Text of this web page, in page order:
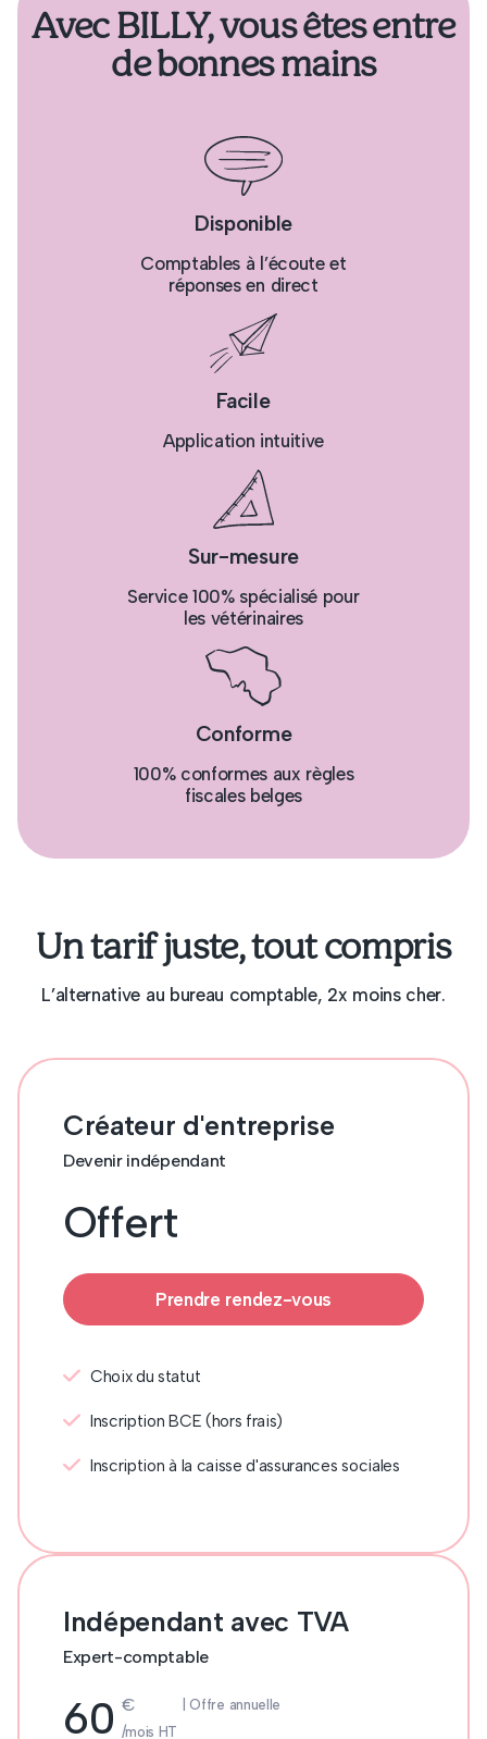
Avec BILLY, vous êtes entre
de bonnes mains
Disponible
Comptables à l’écoute et
réponses en direct
Facile
Application intuitive
Sur-mesure
Service 100% spécialisé pour
les vétérinaires
Conforme
100% conformes aux règles
fiscales belges
Un tarif juste, tout compris
L’alternative au bureau comptable, 2x moins cher.
Créateur d'entreprise
Devenir indépendant
Offert
Prendre rendez-vous
Choix du statut
Inscription BCE (hors frais)
Inscription à la caisse d'assurances sociales
Indépendant avec TVA
Expert-comptable
60 €
/mois HT
| Offre annuelle